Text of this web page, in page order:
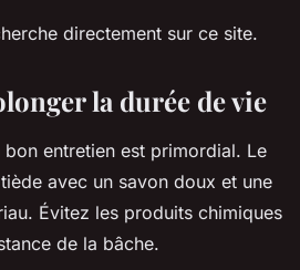
directement sur ce site.
la durée de vie
entretien est primordial. Le
avec un savon doux et une
Évitez les produits chimiques
de la bâche.